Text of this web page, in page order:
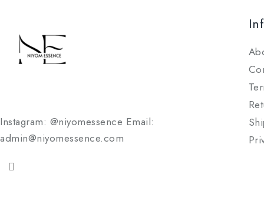
Instagram: @niyomessence Email:
admin@niyomessence.com